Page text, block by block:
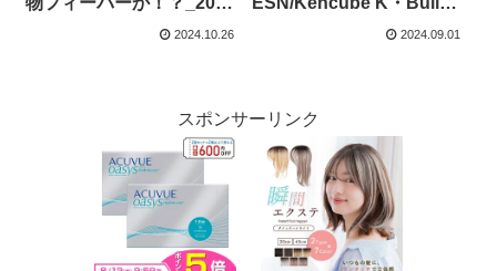
年度釣行記vol.16
2024.10.26 2024.09.01
スポンサーリンク